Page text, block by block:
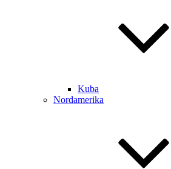
Kuba
Nordamerika